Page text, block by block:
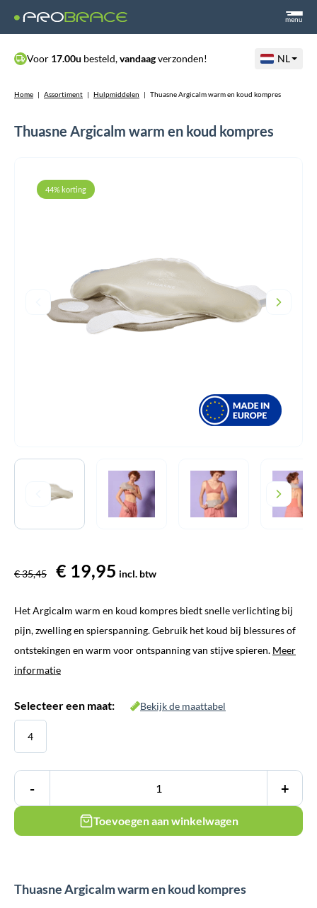
menu
Voor 17.00u besteld,vandaagverzonden! NL
Home | Assortiment | Hulpmiddelen | Thuasne Argicalm warm en koud kompres
Thuasne Argicalm warm en koud kompres
44% korting
€35,45
Oorspronkelijke
was:
€ 35,45.
€ 19,95 Huidige
€ 19,95.
incl. btw
Het Argicalm warm en koud kompres biedt snelle verlichting bij
pijn, zwelling en spierspanning. Gebruik het koud bij blessures of
ontstekingen en warm voor ontspanning van stijve spieren. Meer
informatie
Selecteer een maat: Bekijk de maattabel
4
- +
Toevoegen aan winkelwagen
Thuasne Argicalm warm en koud kompres